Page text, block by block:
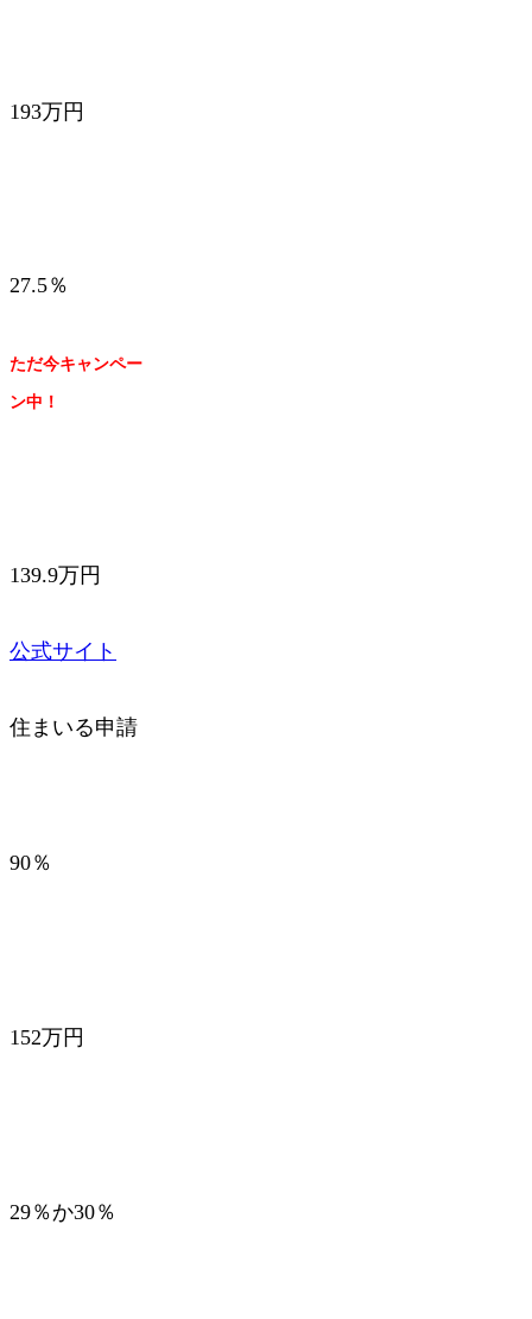
193万円
27.5％
ただ今キャンペー
ン中！
139.9万円
公式サイト
住まいる申請
90％
152万円
29％か30％